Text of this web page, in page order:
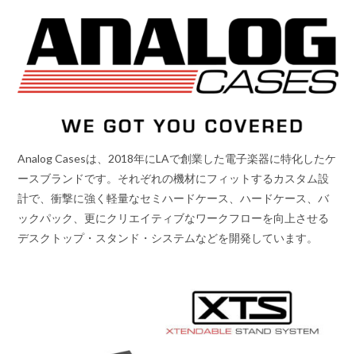
Analog Casesは、2018年にLAで創業した電子楽器に特化したケ
ースブランドです。それぞれの機材にフィットするカスタム設
計で、衝撃に強く軽量なセミハードケース、ハードケース、バ
ックパック、更にクリエイティブなワークフローを向上させる
デスクトップ・スタンド・システムなどを開発しています。